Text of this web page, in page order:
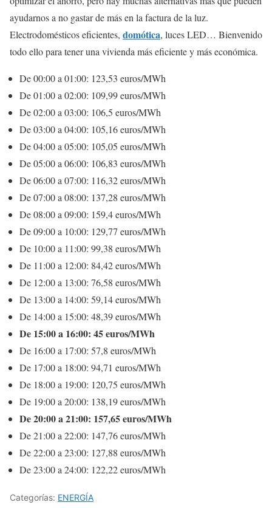
ayudarnos a no gastar de más en la factura de la luz.
Electrodomésticos eficientes, domótica, luces LED… Bienvenido
todo ello para tener una vivienda más eficiente y más económica.
De 00:00 a 01:00: 123,53 euros/MWh
De 01:00 a 02:00: 109,99 euros/MWh
De 02:00 a 03:00: 106,5 euros/MWh
De 03:00 a 04:00: 105,16 euros/MWh
De 04:00 a 05:00: 105,05 euros/MWh
De 05:00 a 06:00: 106,83 euros/MWh
De 06:00 a 07:00: 116,32 euros/MWh
De 07:00 a 08:00: 137,28 euros/MWh
De 08:00 a 09:00: 159,4 euros/MWh
De 09:00 a 10:00: 129,77 euros/MWh
De 10:00 a 11:00: 99,38 euros/MWh
De 11:00 a 12:00: 84,42 euros/MWh
De 12:00 a 13:00: 76,58 euros/MWh
De 13:00 a 14:00: 59,14 euros/MWh
De 14:00 a 15:00: 48,39 euros/MWh
De 15:00 a 16:00: 45 euros/MWh
De 16:00 a 17:00: 57,8 euros/MWh
De 17:00 a 18:00: 94,71 euros/MWh
De 18:00 a 19:00: 120,75 euros/MWh
De 19:00 a 20:00: 138,19 euros/MWh
De 20:00 a 21:00: 157,65 euros/MWh
De 21:00 a 22:00: 147,76 euros/MWh
De 22:00 a 23:00: 127,88 euros/MWh
De 23:00 a 24:00: 122,22 euros/MWh
Categorías: ENERGÍA